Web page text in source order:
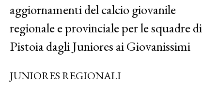
aggiornamenti del calcio giovanile
regionale e provinciale per le squadre di
Pistoia dagli Juniores ai Giovanissimi
JUNIORES REGIONALI